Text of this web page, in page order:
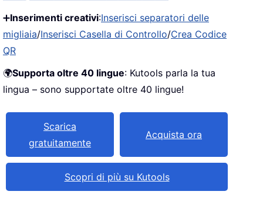
➕Inserimenti creativi:Inserisci separatori delle
migliaia/Inserisci Casella di Controllo/Crea Codice
QR
🌍Supporta oltre 40 lingue: Kutools parla la tua
lingua – sono supportate oltre 40 lingue!
Scarica
gratuitamente
Acquista ora
Scopri di più su Kutools